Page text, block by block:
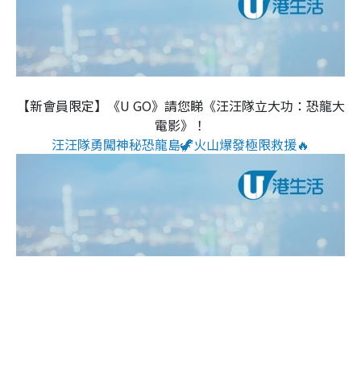
【新會員限定】《U GO》請您睇《汪汪隊立大功：恐龍大
電影》！
汪汪隊勇闖神秘恐龍島🦖火山爆發極限救援🔥